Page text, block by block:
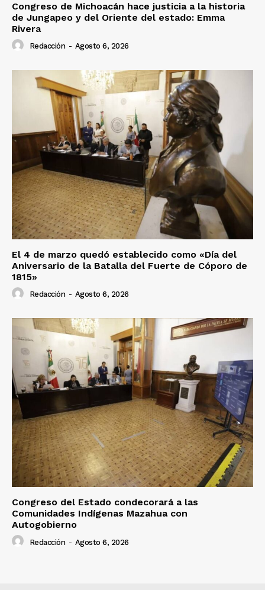
Congreso de Michoacán hace justicia a la historia
de Jungapeo y del Oriente del estado: Emma
Rivera
Redacción - Agosto 6, 2026
El 4 de marzo quedó establecido como «Día del
Aniversario de la Batalla del Fuerte de Cóporo de
1815»
Redacción - Agosto 6, 2026
Congreso del Estado condecorará a las
Comunidades Indígenas Mazahua con
Autogobierno
Redacción - Agosto 6, 2026